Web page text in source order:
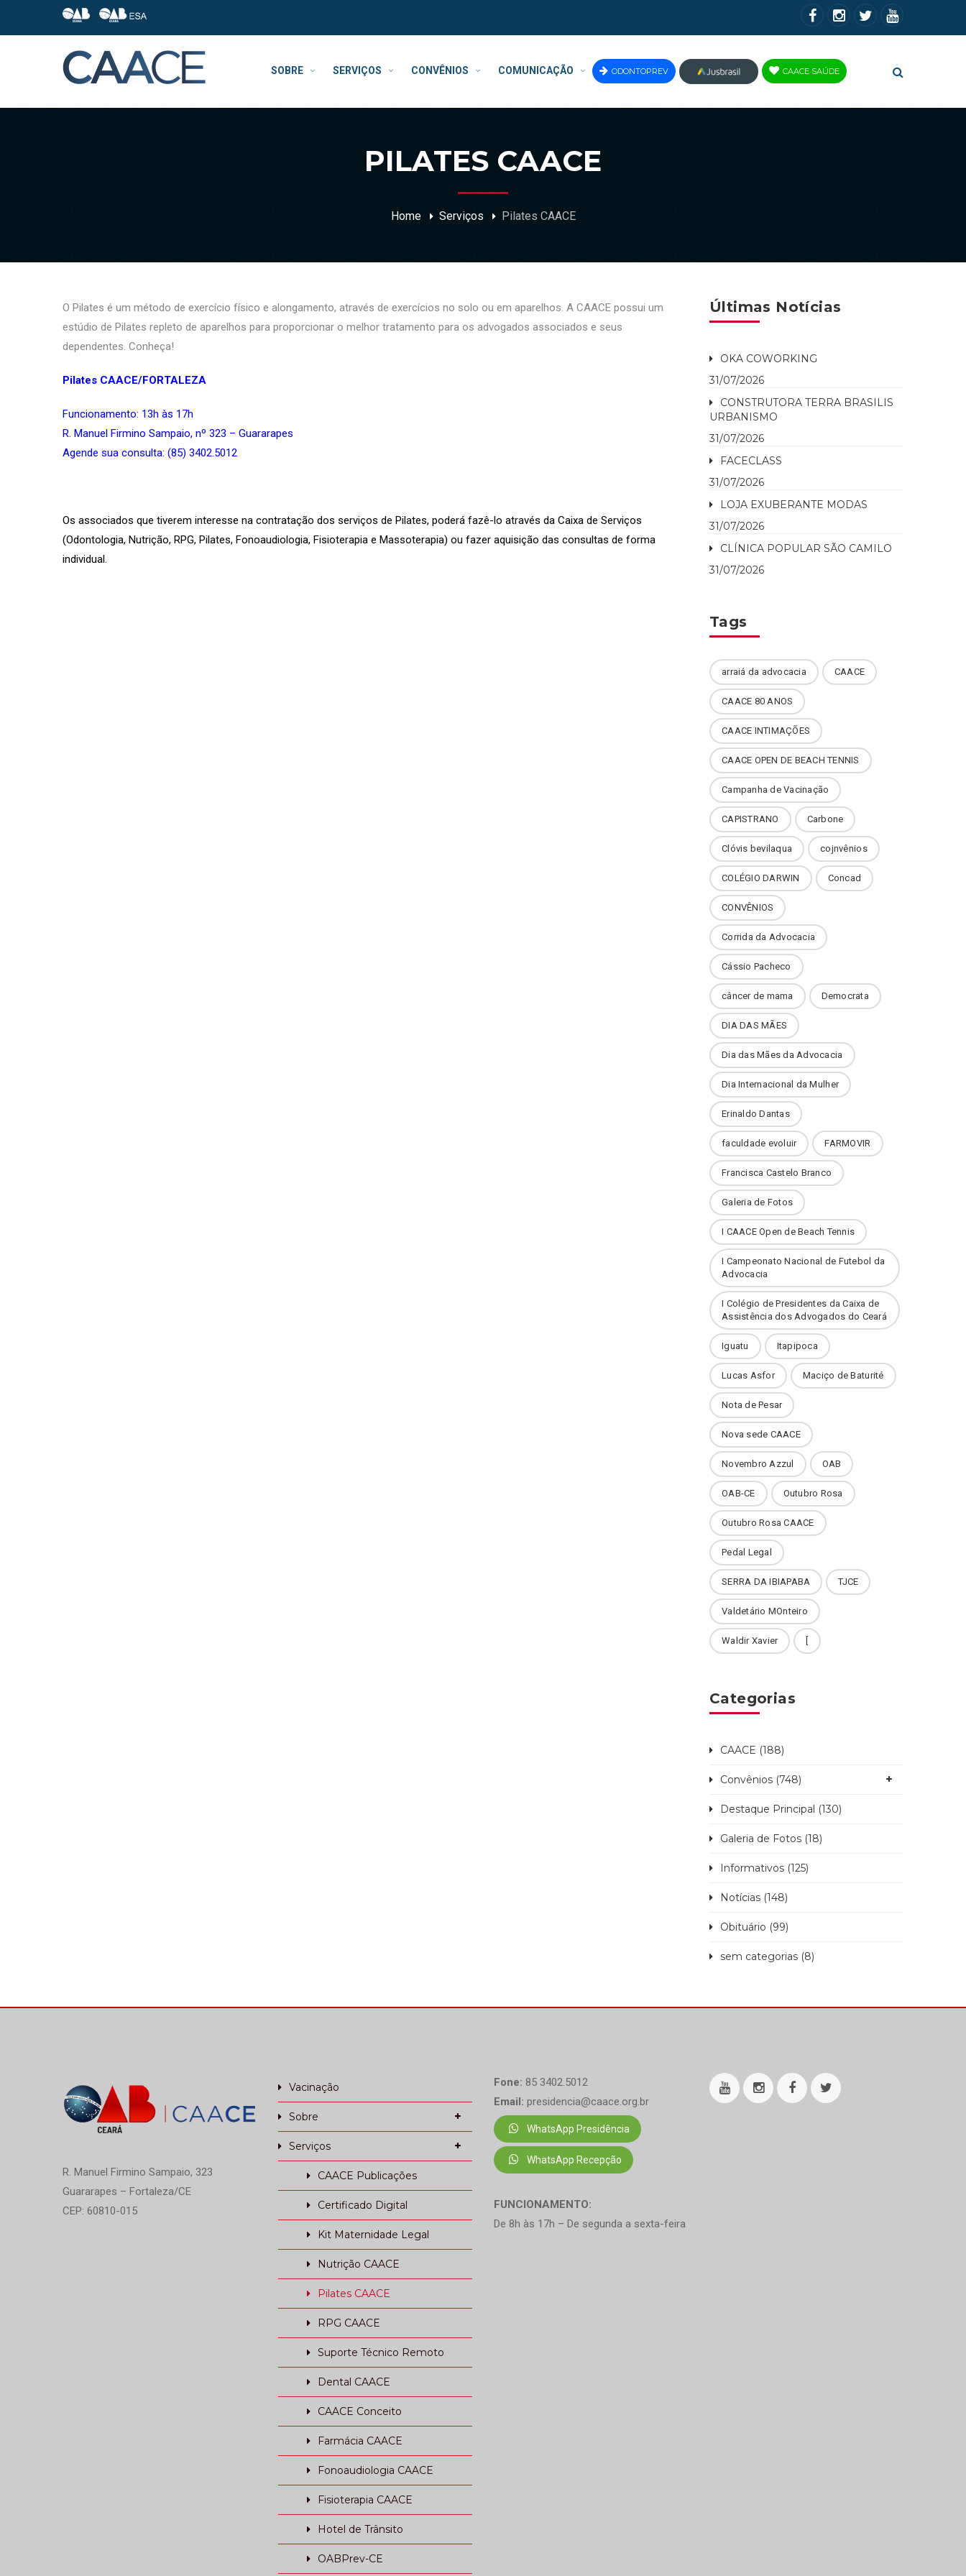
SOBRE SERVIÇOS CONVÊNIOS COMUNICAÇÃO ODONTOPREV
JUS
CAACE SAÚDE
PILATES CAACE
Home Serviços Pilates CAACE
O Pilates é um método de exercício físico e alongamento, através de exercícios no solo ou em aparelhos. A CAACE possui um
estúdio de Pilates repleto de aparelhos para proporcionar o melhor tratamento para os advogados associados e seus
dependentes. Conheça!
Pilates CAACE/FORTALEZA
Funcionamento: 13h às 17h
R. Manuel Firmino Sampaio, nº 323 – Guararapes
Agende sua consulta: (85) 3402.5012
Os associados que tiverem interesse na contratação dos serviços de Pilates, poderá fazê-lo através da Caixa de Serviços
(Odontologia, Nutrição, RPG, Pilates, Fonoaudiologia, Fisioterapia e Massoterapia) ou fazer aquisição das consultas de forma
individual.
Últimas Notícias
OKA COWORKING
31/07/2026
CONSTRUTORA TERRA BRASILIS
URBANISMO
31/07/2026
FACECLASS
31/07/2026
LOJA EXUBERANTE MODAS
31/07/2026
CLÍNICA POPULAR SÃO CAMILO
31/07/2026
Tags
arraiá da advocacia CAACE
CAACE 80 ANOS
CAACE INTIMAÇÕES
CAACE OPEN DE BEACH TENNIS
Campanha de Vacinação
CAPISTRANO Carbone
Clóvis bevilaqua cojnvênios
COLÉGIO DARWIN Concad
CONVÊNIOS
Corrida da Advocacia
Cássio Pacheco
câncer de mama Democrata
DIA DAS MÃES
Dia das Mães da Advocacia
Dia Internacional da Mulher
Erinaldo Dantas
faculdade evoluir FARMOVIR
Francisca Castelo Branco
Galeria de Fotos
I CAACE Open de Beach Tennis
I Campeonato Nacional de Futebol da
Advocacia
I Colégio de Presidentes da Caixa de
Assistência dos Advogados do Ceará
Iguatu Itapipoca
Lucas Asfor Maciço de Baturité
Nota de Pesar
Nova sede CAACE
Novembro Azzul OAB
OAB-CE Outubro Rosa
Outubro Rosa CAACE
Pedal Legal
SERRA DA IBIAPABA TJCE
Valdetário MOnteiro
Waldir Xavier
Categorias
CAACE (188)
Convênios (748)
Destaque Principal (130)
Galeria de Fotos (18)
Informativos (125)
Notícias (148)
Obituário (99)
sem categorias (8)
R. Manuel Firmino Sampaio, 323
Guararapes – Fortaleza/CE
CEP: 60810-015
Vacinação
Sobre
Serviços
CAACE Publicações
Certificado Digital
Kit Maternidade Legal
Nutrição CAACE
Pilates CAACE
RPG CAACE
Suporte Técnico Remoto
Dental CAACE
CAACE Conceito
Farmácia CAACE
Fonoaudiologia CAACE
Fisioterapia CAACE
Hotel de Trânsito
OABPrev-CE
Fone: 85 3402.5012
Email: presidencia@caace.org.br
WhatsApp Presidência
WhatsApp Recepção
FUNCIONAMENTO:
De 8h às 17h – De segunda a sexta-feira